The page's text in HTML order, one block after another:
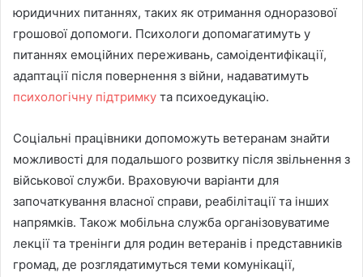
юридичних питаннях, таких як отримання одноразової
грошової допомоги. Психологи допомагатимуть у
питаннях емоційних переживань, самоідентифікації,
адаптації після повернення з війни, надаватимуть
психологічну підтримку та психоедукацію.
Соціальні працівники допоможуть ветеранам знайти
можливості для подальшого розвитку після звільнення з
військової служби. Враховуючи варіанти для
започаткування власної справи, реабілітації та інших
напрямків. Також мобільна служба організовуватиме
лекції та тренінги для родин ветеранів і представників
громад, де розглядатимуться теми комунікації,